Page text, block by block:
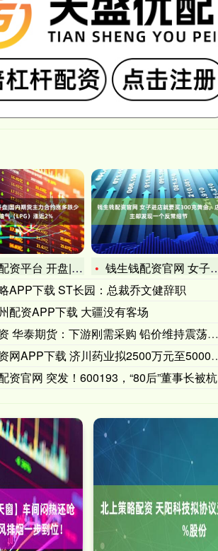
内期货主力合约涨多跌少 液化石油气（
钱生钱配资官网 女子进店就要买300克黄金，店主却发现一个反
APP下载 ST长园：总裁乔文健辞职
配资APP下载 大疆没有客场
华泰期货：下游刚需采购 铅价维持震荡格局
网APP下载 济川药业拟2500万元至5000万元股
资官网 突发！600193，“80后”董事长被杭州公